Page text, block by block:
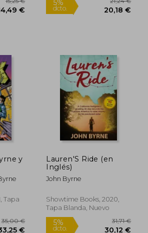
335,27 €
318,51 €
5%
dcto.
y
Tapa
Lauren'S Ride (en
Inglés)
John Byrne
Showtime Books, 2020,
Tapa Blanda, Nuevo